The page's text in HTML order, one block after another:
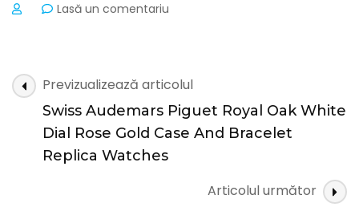
Lasă un comentariu
Replica
Watches
Navigare
în
articole
Previzualizează articolul
Swiss Audemars Piguet Royal Oak White
Dial Rose Gold Case And Bracelet
Replica Watches
Articolul următor